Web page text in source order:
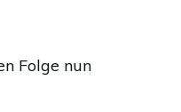
Folge nun